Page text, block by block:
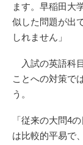
ます。早稲田大
似した問題が出
しれません」
入試の英語科
ことへの対策で
う。
「従来の大問4
は比較的平易で